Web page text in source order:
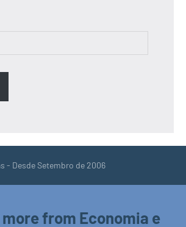
- Desde Setembro de 2006
from Economia e